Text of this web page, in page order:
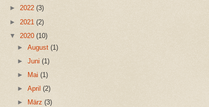
► 2022 (3)
► 2021 (2)
▼ 2020 (10)
►August(1)
►Juni(1)
►
Mai(1)
►April(2)
►
März(3)